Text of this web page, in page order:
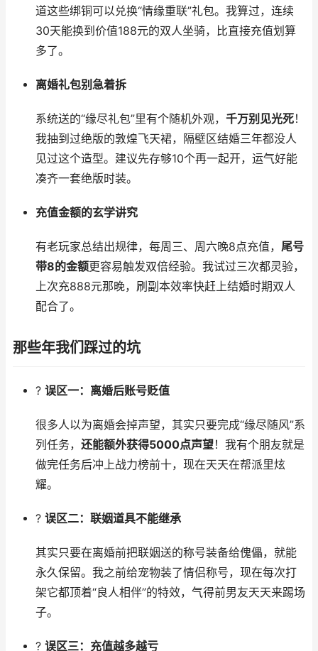
道这些绑铜可以兑换“情缘重联”礼包。我算过，连续
30天能换到价值188元的双人坐骑，比直接充值划算
多了。
离婚礼包别急着拆
系统送的“缘尽礼包”里有个随机外观， 千万别见光死！
我抽到过绝版的敦煌飞天裙，隔壁区结婚三年都没人
见过这个造型。建议先存够10个再一起开，运气好能
凑齐一套绝版时装。
充值金额的玄学讲究
有老玩家总结出规律，每周三、周六晚8点充值， 尾号
带8的金额更容易触发双倍经验。我试过三次都灵验，
上次充888元那晚，刷副本效率快赶上结婚时期双人
配合了。
那些年我们踩过的坑
? 误区一：离婚后账号贬值
很多人以为离婚会掉声望，其实只要完成“缘尽随风”系
列任务， 还能额外获得5000点声望！我有个朋友就是
做完任务后冲上战力榜前十，现在天天在帮派里炫
耀。
? 误区二：联姻道具不能继承
其实只要在离婚前把联姻送的称号装备给傀儡，就能
永久保留。我之前给宠物装了情侣称号，现在每次打
架它都顶着“良人相伴”的特效，气得前男友天天来踢场
子。
? 误区三：充值越多越亏